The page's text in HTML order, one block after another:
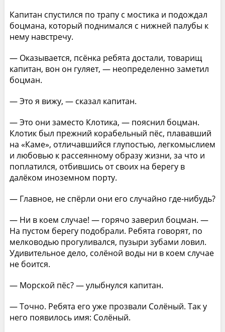
Капитан спустился по трапу с мостика и подождал
боцмана, который поднимался с нижней палубы к
нему навстречу.
— Оказывается, псёнка ребята достали, товарищ
капитан, вон он гуляет, — неопределенно заметил
боцман.
— Это я вижу, — сказал капитан.
— Это они заместо Клотика, — пояснил боцман.
Клотик был прежний корабельный пёс, плававший
на «Каме», отличавшийся глупостью, легкомыслием
и любовью к рассеянному образу жизни, за что и
поплатился, отбившись от своих на берегу в
далёком иноземном порту.
— Главное, не спёрли они его случайно где-нибудь?
— Ни в коем случае! — горячо заверил боцман. —
На пустом берегу подобрали. Ребята говорят, по
мелководью прогуливался, пузыри зубами ловил.
Удивительное дело, солёной воды ни в коем случае
не боится.
— Морской пёс? — улыбнулся капитан.
— Точно. Ребята его уже прозвали Солёный. Так у
него появилось имя: Солёный.